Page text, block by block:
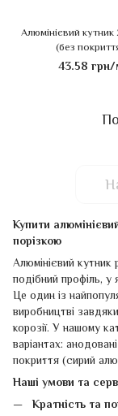
Алюмінієвий кутник
(без
43.58 грн/
Купити
порізкою
Алюмінієвий
подібний профіль,
Це один із
виробництві
корозії. У нашому
варіантах:
покриття (сирий
Наші умови та
Кратність та